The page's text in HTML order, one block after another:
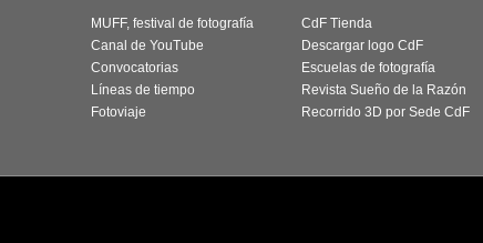
MUFF, festival de fotografía
Canal de YouTube
Convocatorias
Líneas de tiempo
Fotoviaje
CdF Tienda
Descargar logo CdF
Escuelas de fotografía
Revista Sueño de la Razón
Recorrido 3D por Sede CdF